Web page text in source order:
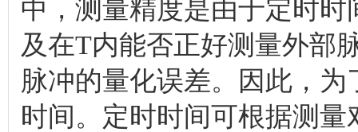
中，测量精度是由于定时
及在T内能否正好测量外部
脉冲的量化误差。因此，
时间。定时时间可根据测